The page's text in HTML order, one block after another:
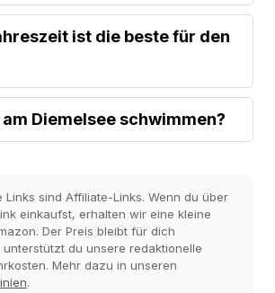
ist die beste für den
Diemelsee schwimmen?
Links sind Affiliate-Links. Wenn du über
einkaufst, erhalten wir eine kleine
Der Preis bleibt für dich
unterstützt du unsere redaktionelle
Mehr dazu in unseren
.